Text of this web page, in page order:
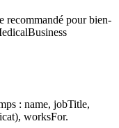
recommandé pour bien-
: name, jobTitle,
worksFor.